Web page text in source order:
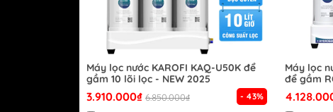
Máy lọc nước KAROFI KAQ-U50K để
gầm 10 lõi lọc - NEW 2025
3.910.000₫ 6.850.000₫ - 43%
Máy lọc
để gầm